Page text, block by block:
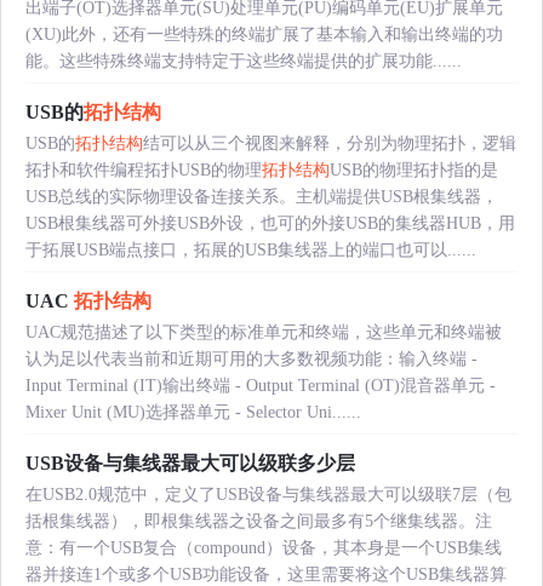
出端子(OT)选择器单元(SU)处理单元(PU)编码单元(EU)扩展单元
(XU)此外，还有一些特殊的终端扩展了基本输入和输出终端的功
能。这些特殊终端支持特定于这些终端提供的扩展功能......
USB的拓扑结构
USB的拓扑结构结可以从三个视图来解释，分别为物理拓扑，逻辑
拓扑和软件编程拓扑USB的物理拓扑结构USB的物理拓扑指的是
USB总线的实际物理设备连接关系。主机端提供USB根集线器，
USB根集线器可外接USB外设，也可的外接USB的集线器HUB，用
于拓展USB端点接口，拓展的USB集线器上的端口也可以......
UAC 拓扑结构
UAC规范描述了以下类型的标准单元和终端，这些单元和终端被
认为足以代表当前和近期可用的大多数视频功能：输入终端 -
Input Terminal (IT)输出终端 - Output Terminal (OT)混音器单元 -
Mixer Unit (MU)选择器单元 - Selector Uni......
USB设备与集线器最大可以级联多少层
在USB2.0规范中，定义了USB设备与集线器最大可以级联7层（包
括根集线器），即根集线器之设备之间最多有5个继集线器。注
意：有一个USB复合（compound）设备，其本身是一个USB集线
器并接连1个或多个USB功能设备，这里需要将这个USB集线器算